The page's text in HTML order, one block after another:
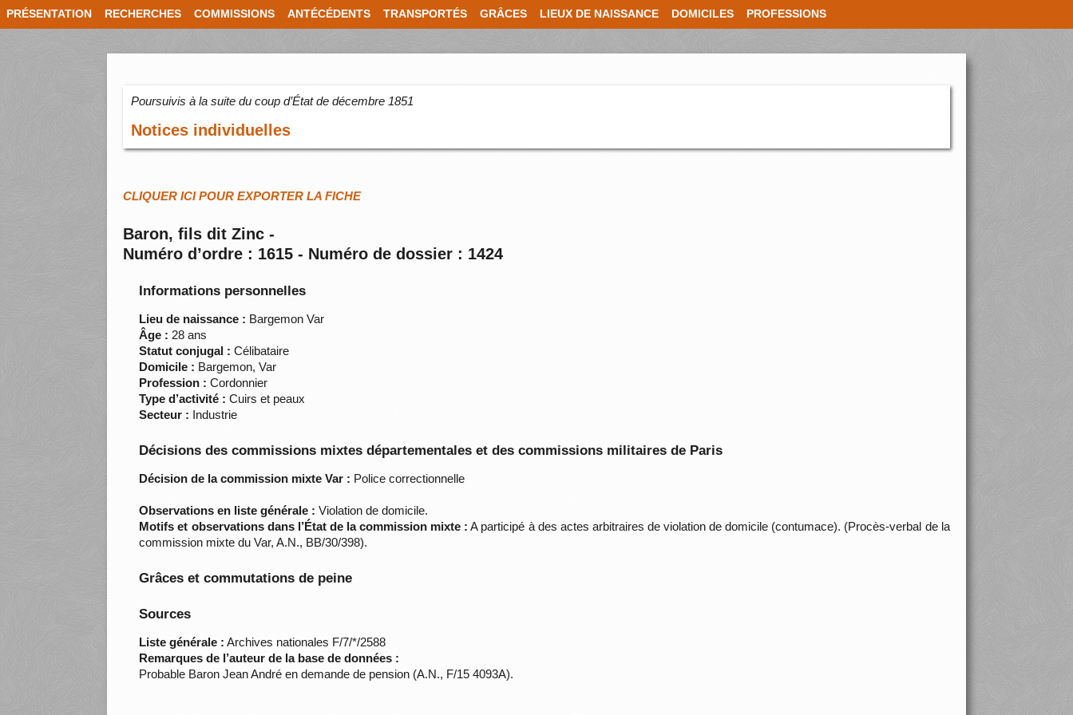
PRÉSENTATION RECHERCHES COMMISSIONS ANTÉCÉDENTS TRANSPORTÉS GRÂCES LIEUX DE NAISSANCE DOMICILES PROFESSIONS
Poursuivis à la suite du coup d’État de décembre 1851
Notices individuelles
CLIQUER ICI POUR EXPORTER LA FICHE
Baron, fils dit Zinc -
Numéro d’ordre : 1615 - Numéro de dossier : 1424
Informations personnelles
Lieu de naissance : Bargemon Var
Âge : 28 ans
Statut conjugal : Célibataire
Domicile : Bargemon, Var
Profession : Cordonnier
Type d’activité : Cuirs et peaux
Secteur : Industrie
Décisions des commissions mixtes départementales et des commissions militaires de Paris
Décision de la commission mixte Var : Police correctionnelle
Observations en liste générale : Violation de domicile.
Motifs et observations dans l’État de la commission mixte : A participé à des actes arbitraires de violation de domicile (contumace). (Procès-verbal de la
commission mixte du Var, A.N., BB/30/398).
Grâces et commutations de peine
Sources
Liste générale : Archives nationales F/7/*/2588
Remarques de l’auteur de la base de données :
Probable Baron Jean André en demande de pension (A.N., F/15 4093A).